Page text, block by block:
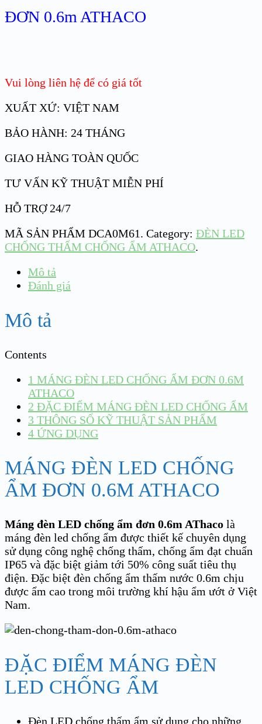
ĐƠN 0.6m ATHACO
Vui lòng liên hệ để có giá tốt
XUẤT XỨ: VIỆT NAM
BẢO HÀNH: 24 THÁNG
GIAO HÀNG TOÀN QUỐC
TƯ VẤN KỸ THUẬT MIỄN PHÍ
HỖ TRỢ 24/7
MÃ SẢN PHẨM DCA0M61. Category: ĐÈN LED
CHỐNG THẤM CHỐNG ẨM ATHACO.
Mô tả
Đánh giá
Mô tả
Contents
1 MÁNG ĐÈN LED CHỐNG ẨM ĐƠN 0.6M
ATHACO
2 ĐẶC ĐIỂM MÁNG ĐÈN LED CHỐNG ẨM
3 THÔNG SỐ KỸ THUẬT SẢN PHẨM
4 ỨNG DỤNG
MÁNG ĐÈN LED CHỐNG
ẨM ĐƠN 0.6M ATHACO
Máng đèn LED chống ẩm đơn 0.6m AThaco là
máng đèn led chống ẩm được thiết kế chuyên dụng
sử dụng công nghệ chống thấm, chống ẩm đạt chuẩn
IP65 và đặc biệt giảm tới 50% công suất tiêu thụ
điện. Đặc biệt đèn chống ẩm thấm nước 0.6m chịu
được ẩm cao trong môi trường khí hậu ẩm ướt ở Việt
Nam.
ĐẶC ĐIỂM MÁNG ĐÈN
LED CHỐNG ẨM
Đèn LED chống thấm ẩm sử dụng cho những